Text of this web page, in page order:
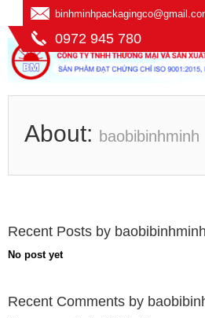
0972 945 780
About: baobibinhminh
Recent Posts by baobibinhminh
No post yet
Recent Comments by